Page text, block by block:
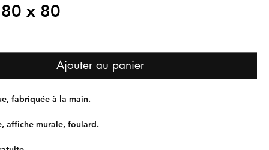
x 80
Ajouter au panier
fabriquée à la main.
affiche murale, foulard.